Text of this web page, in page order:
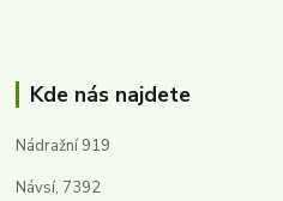
Kde nás najdete
Nádražní 919
Návsí, 7392